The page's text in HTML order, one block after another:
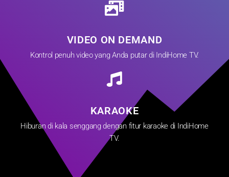
VIDEO ON DEMAND
Kontrol penuh video yang Anda putar di IndiHome TV.
KARAOKE
Hiburan di kala senggang dengan fitur karaoke di IndiHome
TV.